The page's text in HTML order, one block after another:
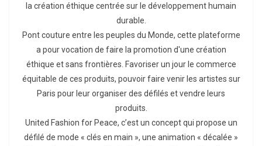
la création éthique centrée sur le développement humain
durable.
Pont couture entre les peuples du Monde, cette plateforme
a pour vocation de faire la promotion d'une création
éthique et sans frontières. Favoriser un jour le commerce
équitable de ces produits, pouvoir faire venir les artistes sur
Paris pour leur organiser des défilés et vendre leurs
produits.
United Fashion for Peace, c’est un concept qui propose un
défilé de mode « clés en main », une animation « décalée »